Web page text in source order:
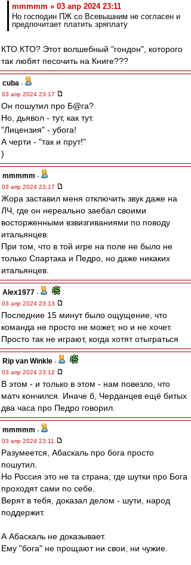
mmmmm » 03 апр 2024 23:11
Но господин ПЖ со Всевышним не согласен и
предпочитает платить зряплату
КТО.КТО? Этот волшебный "гондон", которого
так любят песочить на Книге???
cuba -
03 апр 2024 23:17
Он пошутил про Б@га?
Но, дьявол - тут, как тут.
"Лицензия" - убога!
А черти - "так и прут!"
)
mmmmm -
03 апр 2024 23:17
Жора заставил меня отключить звук даже на
ЛЧ, где он нереально заебал своими
восторженными взвизгиваниями по поводу
итальянцев.
При том, что в той игре на поле не было не
только Спартака и Педро, но даже никаких
итальянцев.
Alex1977 -
03 апр 2024 23:13
Последние 15 минут было ощущение, что
команда не просто не может, но и не хочет.
Просто так не играют, когда хотят отыграться
Rip van Winkle -
03 апр 2024 23:12
В этом - и только в этом - нам повезло, что
матч кончился. Иначе б, Черданцев ещё битых
два часа про Педро говорил.
mmmmm -
03 апр 2024 23:11
Разумеется, Абаскаль про бога просто
пошутил.
Но Россия это не та страна, где шутки про Бога
проходят сами по себе.
Верят в тебя, доказал делом - шути, народ
поддержит.
А Абаскаль не доказывает.
Ему "бога" не прощают ни свои, ни чужие.